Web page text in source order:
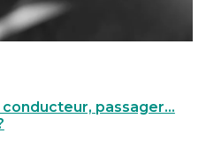
passager…